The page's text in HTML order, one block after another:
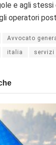
e agli stessi
operatori
Avvocato
italia servizi